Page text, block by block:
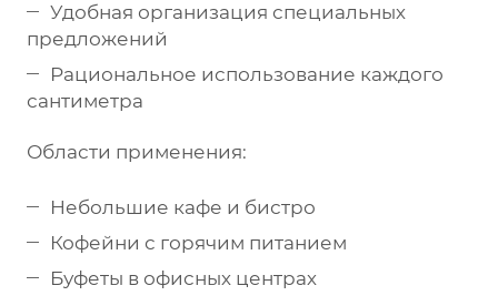
Удобная организация специальных
предложений
Рациональное использование каждого
сантиметра
Области применения:
Небольшие кафе и бистро
Кофейни с горячим питанием
Буфеты в офисных центрах